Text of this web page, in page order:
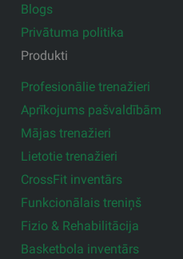
Blogs
Privātuma politika
Produkti
Profesionālie trenažieri
Aprīkojums pašvaldībām
Mājas trenažieri
Lietotie trenažieri
CrossFit inventārs
Funkcionālais treniņš
Fizio & Rehabilitācija
Basketbola inventārs